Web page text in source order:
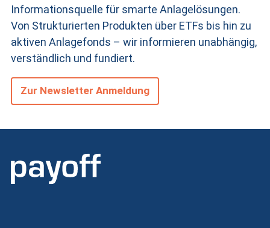
Informationsquelle für smarte Anlagelösungen.
Von Strukturierten Produkten über ETFs bis hin zu
aktiven Anlagefonds – wir informieren unabhängig,
verständlich und fundiert.
Zur Newsletter Anmeldung